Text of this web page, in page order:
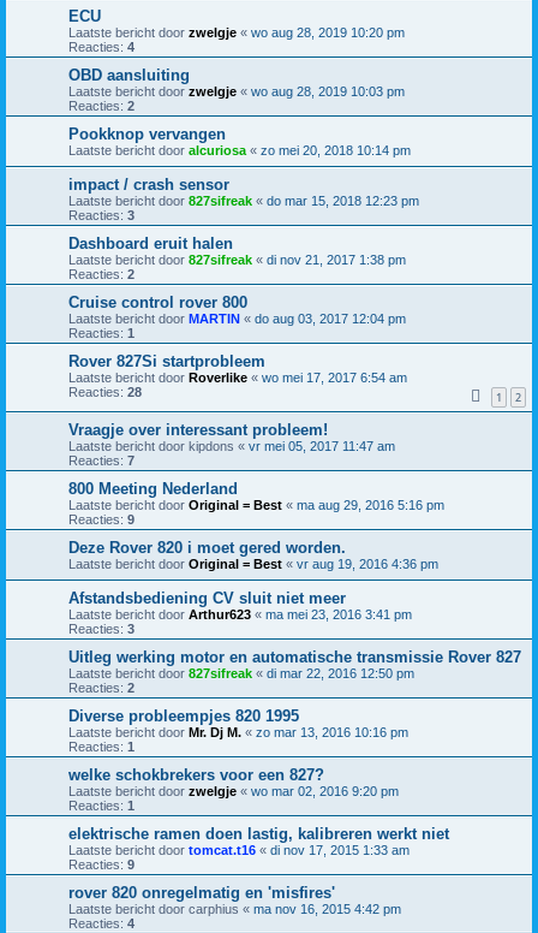
ECU
Laatste bericht door zwelgje « wo aug 28, 2019 10:20 pm
Reacties: 4
OBD aansluiting
Laatste bericht door zwelgje « wo aug 28, 2019 10:03 pm
Reacties: 2
Pookknop vervangen
Laatste bericht door alcuriosa « zo mei 20, 2018 10:14 pm
impact / crash sensor
Laatste bericht door 827sifreak « do mar 15, 2018 12:23 pm
Reacties: 3
Dashboard eruit halen
Laatste bericht door 827sifreak « di nov 21, 2017 1:38 pm
Reacties: 2
Cruise control rover 800
Laatste bericht door MARTIN « do aug 03, 2017 12:04 pm
Reacties: 1
Rover 827Si startprobleem
Laatste bericht door Roverlike « wo mei 17, 2017 6:54 am
Reacties: 28 1 2
Vraagje over interessant probleem!
Laatste bericht door kipdons « vr mei 05, 2017 11:47 am
Reacties: 7
800 Meeting Nederland
Laatste bericht door Original = Best « ma aug 29, 2016 5:16 pm
Reacties: 9
Deze Rover 820 i moet gered worden.
Laatste bericht door Original = Best « vr aug 19, 2016 4:36 pm
Afstandsbediening CV sluit niet meer
Laatste bericht door Arthur623 « ma mei 23, 2016 3:41 pm
Reacties: 3
Uitleg werking motor en automatische transmissie Rover 827
Laatste bericht door 827sifreak « di mar 22, 2016 12:50 pm
Reacties: 2
Diverse probleempjes 820 1995
Laatste bericht door Mr. Dj M. « zo mar 13, 2016 10:16 pm
Reacties: 1
welke schokbrekers voor een 827?
Laatste bericht door zwelgje « wo mar 02, 2016 9:20 pm
Reacties: 1
elektrische ramen doen lastig, kalibreren werkt niet
Laatste bericht door tomcat.t16 « di nov 17, 2015 1:33 am
Reacties: 9
rover 820 onregelmatig en 'misfires'
Laatste bericht door carphius « ma nov 16, 2015 4:42 pm
Reacties: 4